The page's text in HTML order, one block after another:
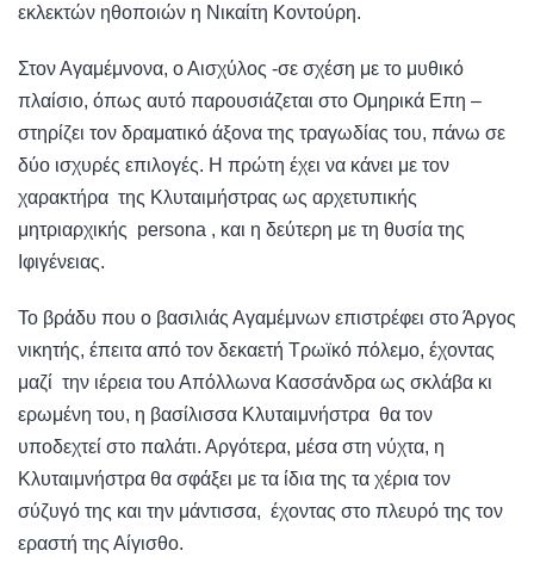
εκλεκτών ηθοποιών η Νικαίτη Κοντούρη.
Στον Αγαμέμνονα, ο Αισχύλος -σε σχέση με το μυθικό
πλαίσιο, όπως αυτό παρουσιάζεται στο Ομηρικά Επη –
στηρίζει τον δραματικό άξονα της τραγωδίας του, πάνω σε
δύο ισχυρές επιλογές. Η πρώτη έχει να κάνει με τον
χαρακτήρα της Κλυταιμήστρας ως αρχετυπικής
μητριαρχικής persona , και η δεύτερη με τη θυσία της
Ιφιγένειας.
Το βράδυ που ο βασιλιάς Αγαμέμνων επιστρέφει στο Άργος
νικητής, έπειτα από τον δεκαετή Τρωϊκό πόλεμο, έχοντας
μαζί την ιέρεια του Απόλλωνα Κασσάνδρα ως σκλάβα κι
ερωμένη του, η βασίλισσα Κλυταιμνήστρα θα τον
υποδεχτεί στο παλάτι. Αργότερα, μέσα στη νύχτα, η
Κλυταιμνήστρα θα σφάξει με τα ίδια της τα χέρια τον
σύζυγό της και την μάντισσα, έχοντας στο πλευρό της τον
εραστή της Αίγισθο.